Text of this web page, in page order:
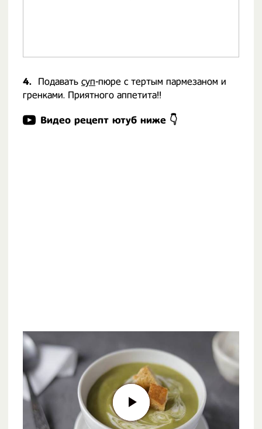
4. Подавать суп-пюре с тертым пармезаном и
гренками. Приятного аппетита!!
Видео рецепт ютуб ниже 👇